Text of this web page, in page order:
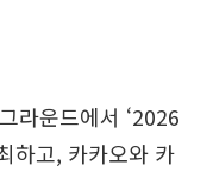
라운드에서 ‘2026
하고, 카카오와 카